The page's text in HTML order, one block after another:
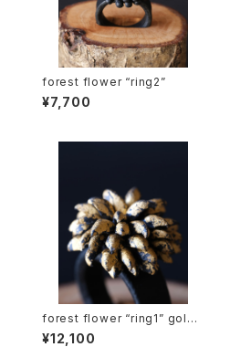
forest flower “ring2”
¥7,700
forest flower “ring1” gold l
eaf
¥12,100